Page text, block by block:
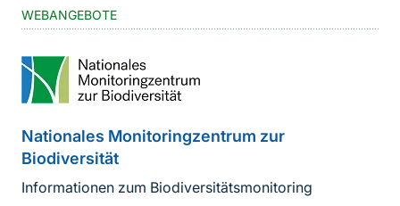
WEBANGEBOTE
Nationales Monitoringzentrum zur
Biodiversität
Informationen zum Biodiversitätsmonitoring